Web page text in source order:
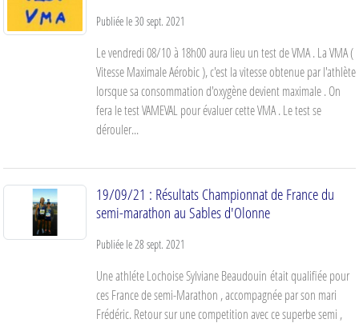
Publiée le 30 sept. 2021
Le vendredi 08/10 à 18h00 aura lieu un test de VMA . La VMA (
Vitesse Maximale Aérobic ), c'est la vitesse obtenue par l'athlète
lorsque sa consommation d'oxygène devient maximale . On
fera le test VAMEVAL pour évaluer cette VMA . Le test se
dérouler...
19/09/21 : Résultats Championnat de France du
semi-marathon au Sables d'Olonne
Publiée le 28 sept. 2021
Une athléte Lochoise Sylviane Beaudouin était qualifiée pour
ces France de semi-Marathon , accompagnée par son mari
Frédéric. Retour sur une competition avec ce superbe semi ,